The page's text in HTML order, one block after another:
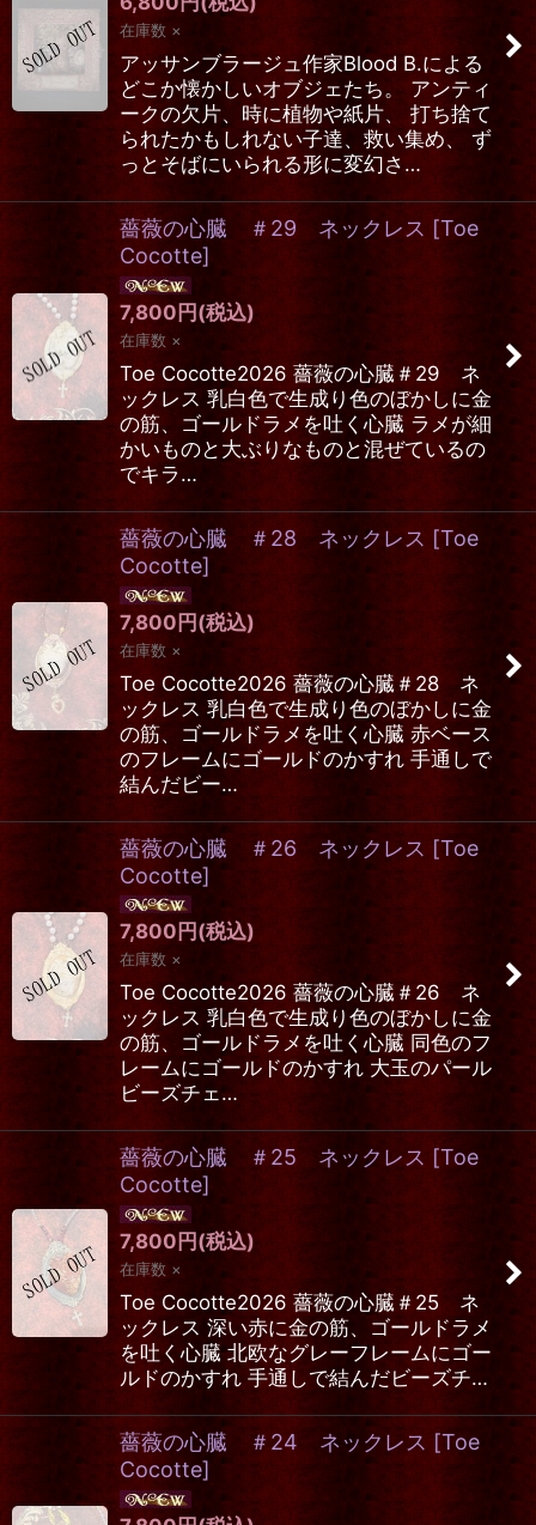
在庫数 ×
アッサンブラージュ作家Blood B.による
どこか懐かしいオブジェたち。 アンティ
ークの欠片、時に植物や紙片、 打ち捨て
られたかもしれない子達、救い集め、 ず
っとそばにいられる形に変幻さ…
薔薇の心臓 ＃29 ネックレス [Toe
Cocotte]
7,800円(税込)
在庫数 ×
Toe Cocotte2026 薔薇の心臓＃29 ネ
ックレス 乳白色で生成り色のぼかしに金
の筋、ゴールドラメを吐く心臓 ラメが細
かいものと大ぶりなものと混ぜているの
でキラ…
薔薇の心臓 ＃28 ネックレス [Toe
Cocotte]
7,800円(税込)
在庫数 ×
Toe Cocotte2026 薔薇の心臓＃28 ネ
ックレス 乳白色で生成り色のぼかしに金
の筋、ゴールドラメを吐く心臓 赤ベース
のフレームにゴールドのかすれ 手通しで
結んだビー…
薔薇の心臓 ＃26 ネックレス [Toe
Cocotte]
7,800 円 (税込)
在庫数 ×
Toe Cocotte2026 薔薇の心臓＃26 ネ
ックレス 乳白色で生成り色のぼかしに金
の筋、ゴールドラメを吐く心臓 同色のフ
レームにゴールドのかすれ 大玉のパール
ビーズチェ…
薔薇の心臓 ＃25 ネックレス [Toe
Cocotte]
7,800円(税込)
在庫数 ×
Toe Cocotte2026 薔薇の心臓＃25 ネ
ックレス 深い赤に金の筋、ゴールドラメ
を吐く心臓 北欧なグレーフレームにゴー
ルドのかすれ 手通しで結んだビーズチ…
薔薇の心臓 ＃24 ネックレス [Toe
Cocotte]